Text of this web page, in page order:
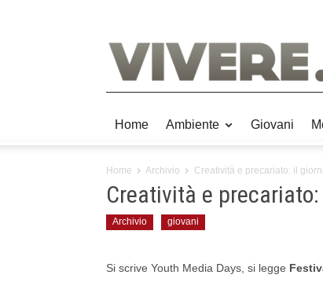
Home Ambiente Giovani
Home Archivio Creatività e precariato: il
Creatività e
Archivio giovani
Si scrive Youth Media Days, si legge